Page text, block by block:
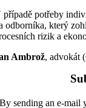
případě potřeby
odborníka, který
rizik a
Ambrož, advokát
sending an e-mail